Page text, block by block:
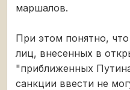
маршалов.
При этом понятно,
лиц, внесенных в
"приближенных
санкции ввести не